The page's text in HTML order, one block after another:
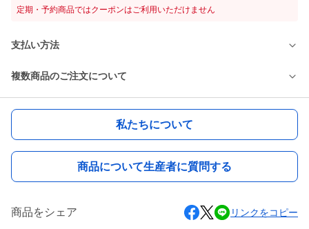
定期・予約商品ではクーポンはご利用いただけません
支払い方法
複数商品のご注文について
私たちについて
商品について生産者に質問する
商品をシェア リンクをコピー